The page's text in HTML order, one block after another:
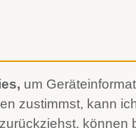
um
zustimmst, kann